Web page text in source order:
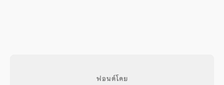
ฟอนต์โดย